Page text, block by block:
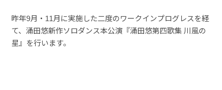
昨年9月・11月に実施した二度のワークインプログレスを経
て、涌田悠新作ソロダンス本公演『涌田悠第四歌集 川風の
星』を行います。